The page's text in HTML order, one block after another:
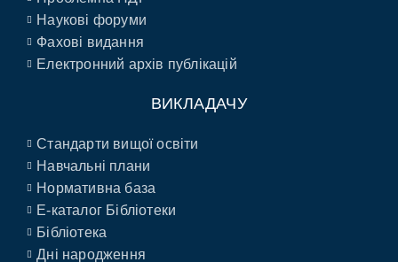
Наукові форуми
Фахові видання
Електронний архів публікацій
ВИКЛАДАЧУ
Стандарти вищої освіти
Навчальні плани
Нормативна база
E-каталог Бібліотеки
Бібліотека
Дні народження